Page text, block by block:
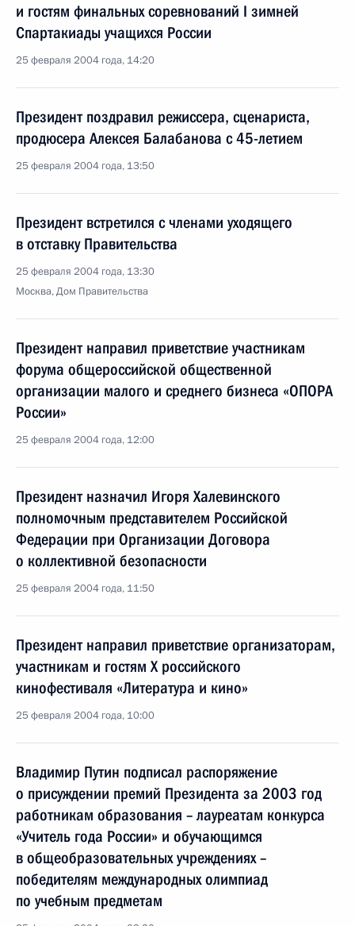
и гостям финальных соревнований I зимней
Спартакиады учащихся России
25 февраля 2004 года, 14:20
Президент поздравил режиссера, сценариста,
продюсера Алексея Балабанова с 45-летием
25 февраля 2004 года, 13:50
Президент встретился с членами уходящего
в отставку Правительства
25 февраля 2004 года, 13:30
Москва, Дом Правительства
Президент направил приветствие участникам
форума общероссийской общественной
организации малого и среднего бизнеса «ОПОРА
России»
25 февраля 2004 года, 12:00
Президент назначил Игоря Халевинского
полномочным представителем Российской
Федерации при Организации Договора
о коллективной безопасности
25 февраля 2004 года, 11:50
Президент направил приветствие организаторам,
участникам и гостям Х российского
кинофестиваля «Литература и кино»
25 февраля 2004 года, 10:00
Владимир Путин подписал распоряжение
о присуждении премий Президента за 2003 год
работникам образования – лауреатам конкурса
«Учитель года России» и обучающимся
в общеобразовательных учреждениях –
победителям международных олимпиад
по учебным предметам